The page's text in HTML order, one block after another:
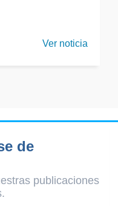
Ver noticia
de
publicaciones